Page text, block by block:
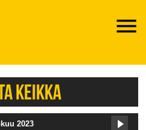
KEIKKA
2023